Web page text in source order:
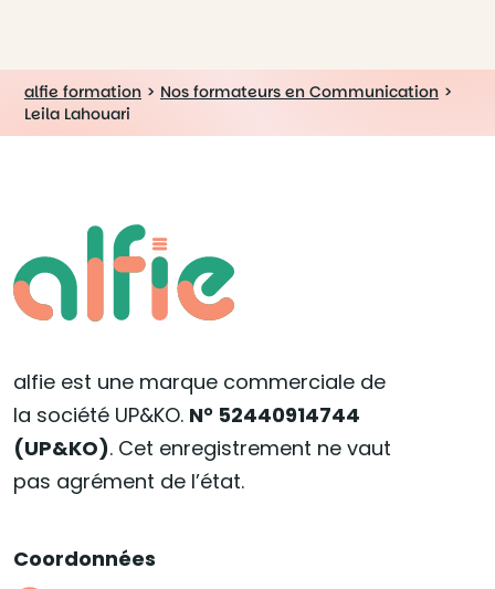
alfie formation > Nos formateurs en Communication >
Leila Lahouari
alfie est une marque commerciale de
la société UP&KO. N° 52440914744
(UP&KO). Cet enregistrement ne vaut
pas agrément de l’état.
Coordonnées